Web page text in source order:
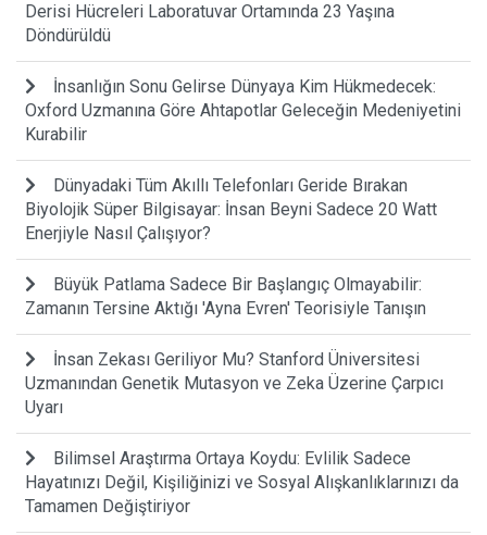
Derisi Hücreleri Laboratuvar Ortamında 23 Yaşına
Döndürüldü
İnsanlığın Sonu Gelirse Dünyaya Kim Hükmedecek:
Oxford Uzmanına Göre Ahtapotlar Geleceğin Medeniyetini
Kurabilir
Dünyadaki Tüm Akıllı Telefonları Geride Bırakan
Biyolojik Süper Bilgisayar: İnsan Beyni Sadece 20 Watt
Enerjiyle Nasıl Çalışıyor?
Büyük Patlama Sadece Bir Başlangıç Olmayabilir:
Zamanın Tersine Aktığı 'Ayna Evren' Teorisiyle Tanışın
İnsan Zekası Geriliyor Mu? Stanford Üniversitesi
Uzmanından Genetik Mutasyon ve Zeka Üzerine Çarpıcı
Uyarı
Bilimsel Araştırma Ortaya Koydu: Evlilik Sadece
Hayatınızı Değil, Kişiliğinizi ve Sosyal Alışkanlıklarınızı da
Tamamen Değiştiriyor